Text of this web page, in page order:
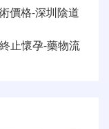
價格-深圳陰道
止懷孕-藥物流